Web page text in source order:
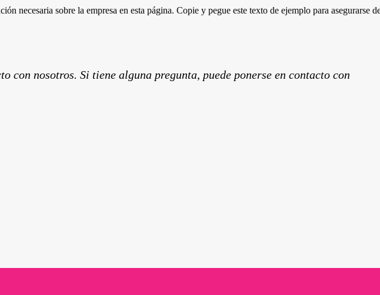
necesaria sobre la empresa en esta página. Copie y pegue este texto de ejemplo para asegurarse
nosotros. Si tiene alguna pregunta, puede ponerse en contacto con